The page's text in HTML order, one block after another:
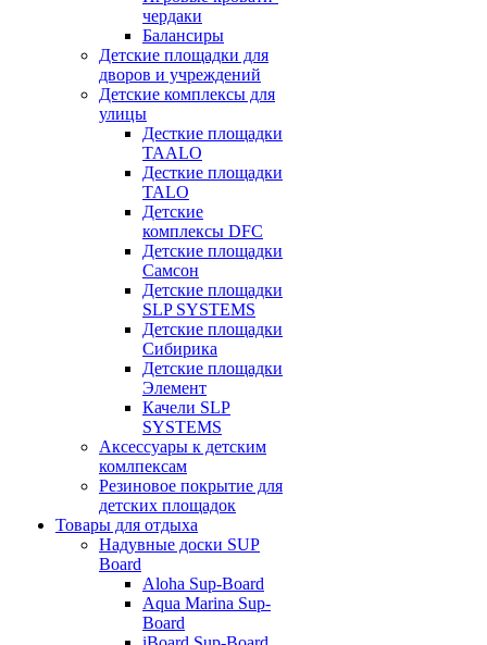
чердаки
Балансиры
Детские площадки для
дворов и учреждений
Детские комплексы для
улицы
Десткие площадки
TAALO
Десткие площадки
TALO
Детские
комплексы DFC
Детские площадки
Самсон
Детские площадки
SLP SYSTEMS
Детские площадки
Сибирика
Детские площадки
Элемент
Качели SLP
SYSTEMS
Аксессуары к детским
комлпексам
Резиновое покрытие для
детских площадок
Товары для отдыха
Надувные доски SUP
Board
Aloha Sup-Board
Aqua Marina Sup-
Board